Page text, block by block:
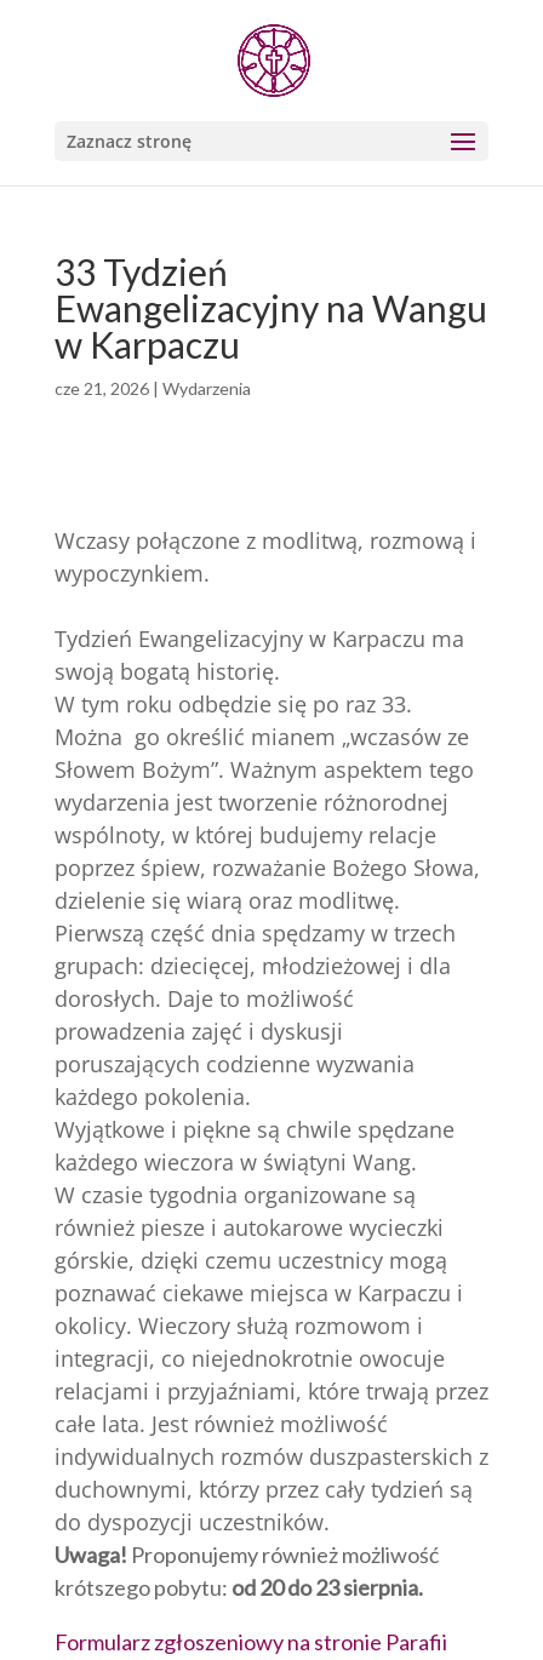
Zaznacz stronę
33 Tydzień
Ewangelizacyjny na Wangu
w Karpaczu
cze 21, 2026| Wydarzenia
Wczasy połączone z modlitwą, rozmową i
wypoczynkiem.
Tydzień Ewangelizacyjny w Karpaczu ma
swoją bogatą historię.
W tym roku odbędzie się po raz 33.
Można go określić mianem „wczasów ze
Słowem Bożym”. Ważnym aspektem tego
wydarzenia jest tworzenie różnorodnej
wspólnoty, w której budujemy relacje
poprzez śpiew, rozważanie Bożego Słowa,
dzielenie się wiarą oraz modlitwę.
Pierwszą część dnia spędzamy w trzech
grupach: dziecięcej, młodzieżowej i dla
dorosłych. Daje to możliwość
prowadzenia zajęć i dyskusji
poruszających codzienne wyzwania
każdego pokolenia.
Wyjątkowe i piękne są chwile spędzane
każdego wieczora w świątyni Wang.
W czasie tygodnia organizowane są
również piesze i autokarowe wycieczki
górskie, dzięki czemu uczestnicy mogą
poznawać ciekawe miejsca w Karpaczu i
okolicy. Wieczory służą rozmowom i
integracji, co niejednokrotnie owocuje
relacjami i przyjaźniami, które trwają przez
całe lata. Jest również możliwość
indywidualnych rozmów duszpasterskich z
duchownymi, którzy przez cały tydzień są
do dyspozycji uczestników.
Uwaga! Proponujemy również możliwość
krótszego pobytu: od 20 do 23 sierpnia.
Formularz zgłoszeniowy na stronie Parafii